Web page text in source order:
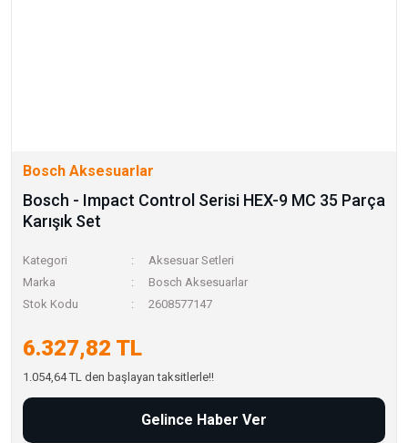
Bosch Aksesuarlar
Bosch - Impact Control Serisi HEX-9 MC 35 Parça
Karışık Set
Kategori
Aksesuar Setleri
Marka
Bosch Aksesuarlar
Stok Kodu
2608577147
6.327,82 TL
1.054,64 TL den başlayan taksitlerle!!
Gelince Haber Ver